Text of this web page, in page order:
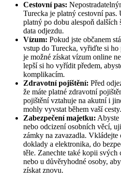
Cestovní pas:
Turecka je platný cestovní pas.
platný po dobu alespoň dalších
data odjezdu.
Vízum: Pokud jste občanem
vstup do Turecka, vyřiďte si ho
je možné získat vízum online
lepší si ho vyřídit předem,
komplikacím.
Zdravotní pojištění: Před
že máte platné zdravotní
pojištění vztahuje na akutní i
mohly vyvstat během vaší cesty.
Zabezpečení majetku:
nebo odcizení osobních věcí,
zámky na zavazadla. Vkládejte
doklady a elektronika, do
těle. Zanechte také kopii svých
nebo u důvěryhodné osoby,
získat znovu.